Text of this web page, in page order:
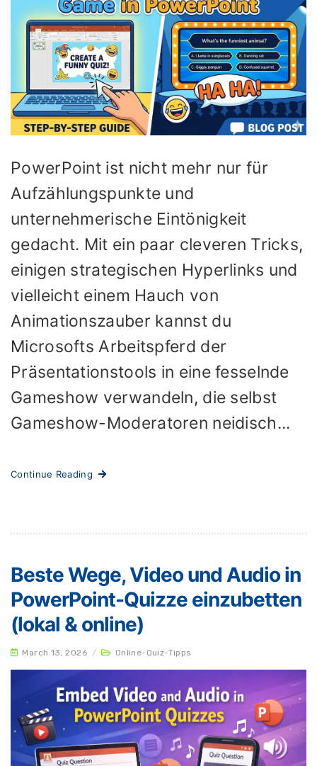
PowerPoint ist nicht mehr nur für
Aufzählungspunkte und
unternehmerische Eintönigkeit
gedacht. Mit ein paar cleveren Tricks,
einigen strategischen Hyperlinks und
vielleicht einem Hauch von
Animationszauber kannst du
Microsofts Arbeitspferd der
Präsentationstools in eine fesselnde
Gameshow verwandeln, die selbst
Gameshow-Moderatoren neidisch...
Continue Reading
Beste Wege, Video und Audio in
PowerPoint-Quizze einzubetten
(lokal & online)
March 13, 2026 / Online-Quiz-Tipps